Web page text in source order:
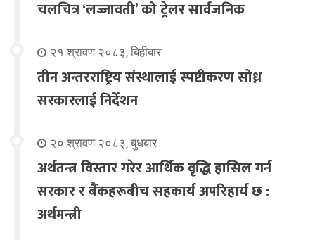
चलचित्र ‘लज्जावती’ को ट्रेलर सार्वजनिक
२१ श्रावण २०८३, बिहीबार
तीन अन्तरराष्ट्रिय संस्थालाई स्पष्टीकरण सोध्न
सरकारलाई निर्देशन
२० श्रावण २०८३, बुधबार
अर्थतन्त्र विस्तार गरेर आर्थिक वृद्धि हासिल गर्न
सरकार र बैंकहरूबीच सहकार्य अपरिहार्य छ :
अर्थमन्त्री